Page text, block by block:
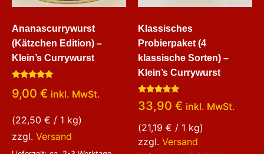
Ananascurrywurst
(Kätzchen Edition) –
Klein’s Currywurst
mit
5.00
9,00 € inkl. MwSt.
(22,50 € / 1 kg)
zzgl. Versand
Klassisches
Probierpaket (4
klassische Sorten) –
Klein’s Currywurst
Bewertet
mit
von 5
33,90 € inkl. MwSt.
(21,19 € / 1 kg)
zzgl. Versand